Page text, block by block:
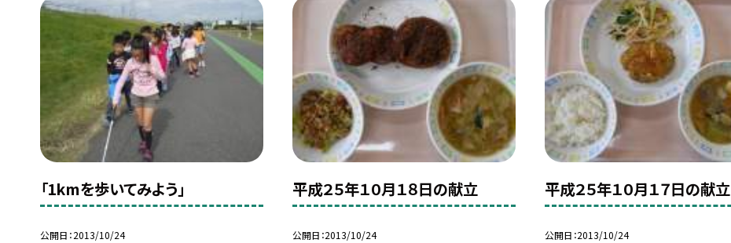
「1kmを歩いてみよう」
公開日 2013/10/24
平成２５年１０月１８日の献立
公開日 2013/10/24
平成２５年１０月１７日の献立
公開日 2013/10/24